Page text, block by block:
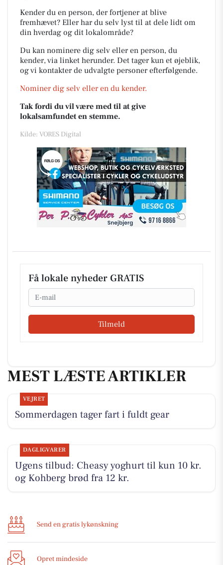
Kender du en person, der fortjener at blive
fremhævet? Eller har du selv lyst til at dele lidt om
din hverdag og dit lokalområde?
Du kan nominere dig selv eller en person, du
kender, via linket herunder. Det tager kun et øjeblik,
og vi kontakter de udvalgte personer efterfølgende.
Nominer dig selv eller en du kender.
Tak fordi du vil være med til at give
lokalsamfundet en stemme.
Kilde: VORES Digital
Få lokale nyheder GRATIS
Email
Tilmeld
MEST LÆSTE ARTIKLER
VEJRET
Sommerdagen tager fart i fuldt gear
DAGLIGVARER
Ugens tilbud: Cheasy yoghurt til kun 10 kr.
og Kohberg brød fra 12 kr.
Send en gratis lykønskning
Opret mindeside